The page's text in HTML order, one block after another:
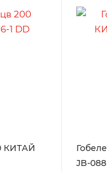
КИТАЙ
JB-